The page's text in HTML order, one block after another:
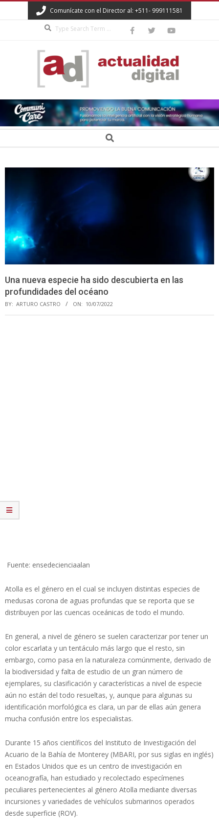
to
Comunícate con el Director al: +511- 999111581
ACTUALIDAD
DIGITAL Search
Una nueva especie ha sido descubierta en las
profundidades del océano
BY: ARTURO CASTRO ON: 10/07/2022
Fuente: ensedecienciaalan
Atolla es el género en el cual se incluyen distintas especies de
medusas corona de aguas profundas que se reporta que se
distribuyen por las cuencas oceánicas de todo el mundo.
En general, a nivel de género se suelen caracterizar por tener un
color escarlata y un tentáculo más largo que el resto, sin
embargo, como pasa en la naturaleza comúnmente, derivado de
la biodiversidad y falta de estudio de un gran número de
ejemplares, su clasificación y características a nivel de especie
aún no están del todo resueltas, y, aunque para algunas su
identificación morfológica es clara, un par de ellas aún genera
mucha confusión entre los especialistas.
Durante 15 años científicos del Instituto de Investigación del
Acuario de la Bahía de Monterey (MBARI, por sus siglas en inglés)
en Estados Unidos que es un centro de investigación en
oceanografía, han estudiado y recolectado especímenes
peculiares pertenecientes al género Atolla mediante diversas
incursiones y variedades de vehículos submarinos operados
desde superficie (ROV).